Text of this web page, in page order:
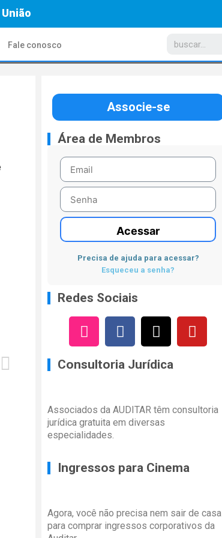
Fale conosco
Associe-se
Área de Membros
Acessar
Precisa de ajuda para acessar?
Esqueceu a senha?
Redes Sociais
Consultoria Jurídica
Associados da AUDITAR têm consultoria
jurídica gratuita em diversas
especialidades.
Ingressos para Cinema
Agora, você não precisa nem sair de casa
para comprar ingressos corporativos da